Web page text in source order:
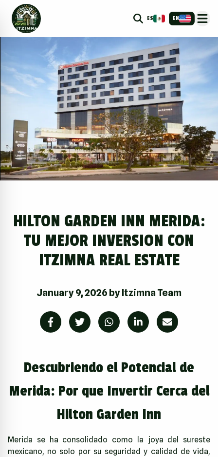
ES EN
HILTON GARDEN INN MERIDA:
TU MEJOR INVERSION CON
ITZIMNA REAL ESTATE
January 9, 2026 byItzimna Team
Descubriendo el Potencial de
Merida: Por que Invertir Cerca del
Hilton Garden Inn
Merida se ha consolidado como la joya del sureste
mexicano, no solo por su seguridad y calidad de vida,